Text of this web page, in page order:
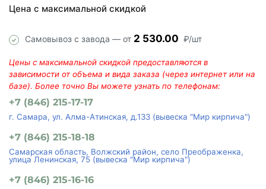
Цена с максимальной скидкой
Самовывоз с завода — от 2 530.00 ₽/шт
Цены с максимальной скидкой предоставляются в
зависимости от объема и вида заказа (через интернет или на
базе). Более точно Вы можете узнать по телефонам:
+7 (846) 215-17-17
г. Самара, ул. Алма-Атинская, д.133 (вывеска "Мир кирпича")
+7 (846) 215-18-18
Самарская область, Волжский район, село Преображенка,
улица Ленинская, 75 (вывеска "Мир кирпича")
+7 (846) 215-16-16